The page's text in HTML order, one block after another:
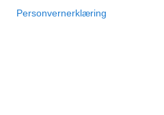
Personvernerklæring